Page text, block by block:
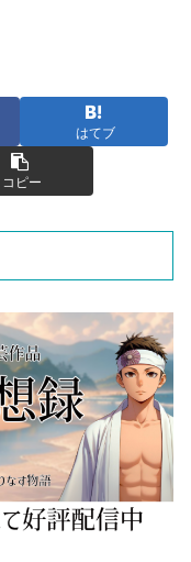
はてブ
コピー